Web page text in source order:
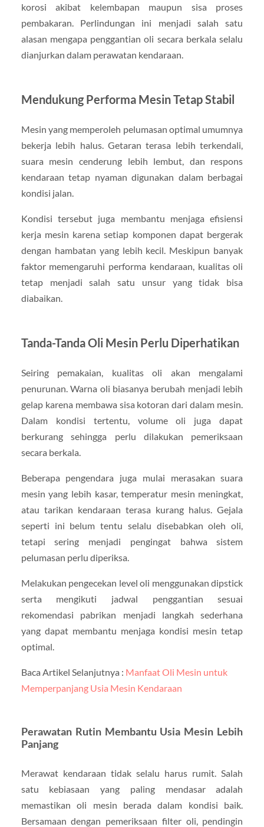
korosi akibat kelembapan maupun sisa proses
pembakaran. Perlindungan ini menjadi salah satu
alasan mengapa penggantian oli secara berkala selalu
dianjurkan dalam perawatan kendaraan.
Mendukung Performa Mesin Tetap Stabil
Mesin yang memperoleh pelumasan optimal umumnya
bekerja lebih halus. Getaran terasa lebih terkendali,
suara mesin cenderung lebih lembut, dan respons
kendaraan tetap nyaman digunakan dalam berbagai
kondisi jalan.
Kondisi tersebut juga membantu menjaga efisiensi
kerja mesin karena setiap komponen dapat bergerak
dengan hambatan yang lebih kecil. Meskipun banyak
faktor memengaruhi performa kendaraan, kualitas oli
tetap menjadi salah satu unsur yang tidak bisa
diabaikan.
Tanda-Tanda Oli Mesin Perlu Diperhatikan
Seiring pemakaian, kualitas oli akan mengalami
penurunan. Warna oli biasanya berubah menjadi lebih
gelap karena membawa sisa kotoran dari dalam mesin.
Dalam kondisi tertentu, volume oli juga dapat
berkurang sehingga perlu dilakukan pemeriksaan
secara berkala.
Beberapa pengendara juga mulai merasakan suara
mesin yang lebih kasar, temperatur mesin meningkat,
atau tarikan kendaraan terasa kurang halus. Gejala
seperti ini belum tentu selalu disebabkan oleh oli,
tetapi sering menjadi pengingat bahwa sistem
pelumasan perlu diperiksa.
Melakukan pengecekan level oli menggunakan dipstick
serta mengikuti jadwal penggantian sesuai
rekomendasi pabrikan menjadi langkah sederhana
yang dapat membantu menjaga kondisi mesin tetap
optimal.
Baca Artikel Selanjutnya : Manfaat Oli Mesin untuk
Memperpanjang Usia Mesin Kendaraan
Perawatan Rutin Membantu Usia Mesin Lebih
Panjang
Merawat kendaraan tidak selalu harus rumit. Salah
satu kebiasaan yang paling mendasar adalah
memastikan oli mesin berada dalam kondisi baik.
Bersamaan dengan pemeriksaan filter oli, pendingin